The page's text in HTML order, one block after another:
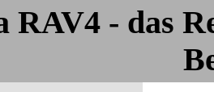
RAV4 - das